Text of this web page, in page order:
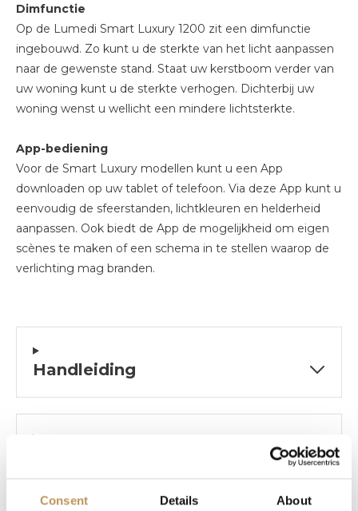
Consent Details About
Dimfunctie
Op de Lumedi Smart Luxury 1200 zit een dimfunctie
ingebouwd. Zo kunt u de sterkte van het licht aanpassen
naar de gewenste stand. Staat uw kerstboom verder van
uw woning kunt u de sterkte verhogen. Dichterbij uw
woning wenst u wellicht een mindere lichtsterkte.
App-bediening
Voor de Smart Luxury modellen kunt u een App
downloaden op uw tablet of telefoon. Via deze App kunt u
eenvoudig de sfeerstanden, lichtkleuren en helderheid
aanpassen. Ook biedt de App de mogelijkheid om eigen
scènes te maken of een schema in te stellen waarop de
verlichting mag branden.
Handleiding